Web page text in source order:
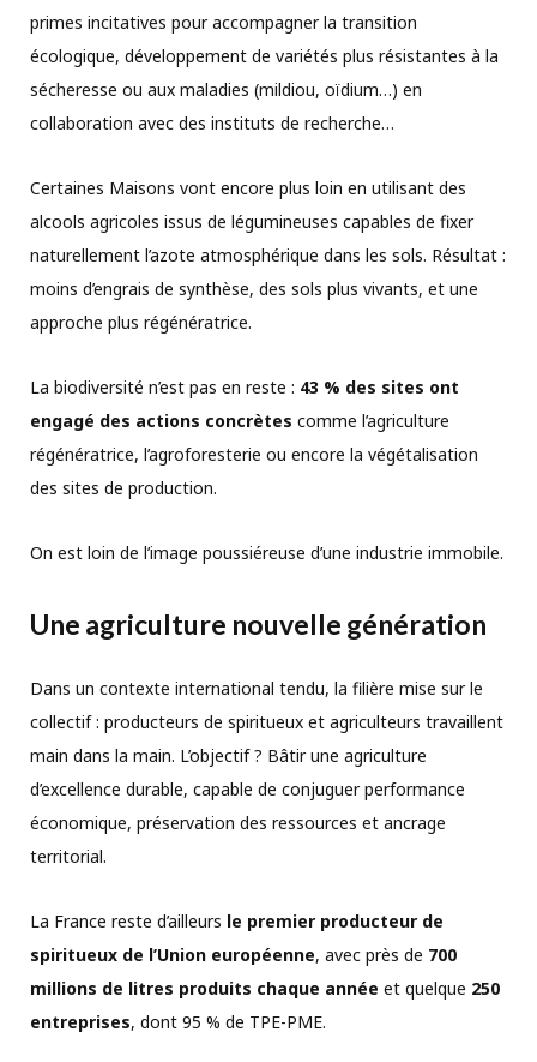
primes incitatives pour accompagner la transition
écologique, développement de variétés plus résistantes à la
sécheresse ou aux maladies (mildiou, oïdium…) en
collaboration avec des instituts de recherche…
Certaines Maisons vont encore plus loin en utilisant des
alcools agricoles issus de légumineuses capables de fixer
naturellement l’azote atmosphérique dans les sols. Résultat :
moins d’engrais de synthèse, des sols plus vivants, et une
approche plus régénératrice.
La biodiversité n’est pas en reste : 43 % des sites ont
engagé des actions concrètes comme l’agriculture
régénératrice, l’agroforesterie ou encore la végétalisation
des sites de production.
On est loin de l’image poussiéreuse d’une industrie immobile.
Une agriculture nouvelle génération
Dans un contexte international tendu, la filière mise sur le
collectif : producteurs de spiritueux et agriculteurs travaillent
main dans la main. L’objectif ? Bâtir une agriculture
d’excellence durable, capable de conjuguer performance
économique, préservation des ressources et ancrage
territorial.
La France reste d’ailleurs le premier producteur de
spiritueux de l’Union européenne, avec près de 700
millions de litres produits chaque année et quelque 250
entreprises, dont 95 % de TPE-PME.